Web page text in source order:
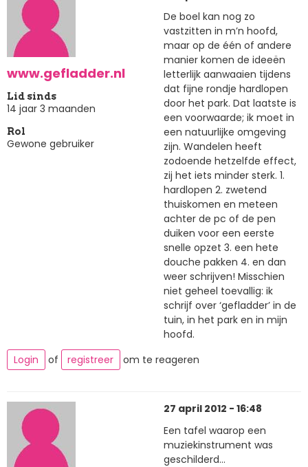
www.gefladder.nl
Lid sinds
14 jaar 3 maanden
Rol
Gewone gebruiker
De boel kan nog zo
vastzitten in m’n hoofd,
maar op de één of andere
manier komen de ideeën
letterlijk aanwaaien tijdens
dat fijne rondje hardlopen
door het park. Dat laatste is
een voorwaarde; ik moet in
een natuurlijke omgeving
zijn. Wandelen heeft
zodoende hetzelfde effect,
zij het iets minder sterk. 1.
hardlopen 2. zwetend
thuiskomen en meteen
achter de pc of de pen
duiken voor een eerste
snelle opzet 3. een hete
douche pakken 4. en dan
weer schrijven! Misschien
niet geheel toevallig: ik
schrijf over ‘gefladder’ in de
tuin, in het park en in mijn
hoofd.
Login
of registreer om te reageren
27 april 2012 - 16:48
Een tafel waarop een
muziekinstrument was
geschilderd...